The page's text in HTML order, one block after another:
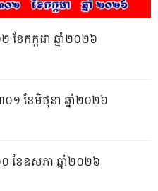
ខែកក្កដា ឆ្នាំ២០២៦
០១ ខែមិថុនា ឆ្នាំ២០២៦
ខែឧសភា ឆ្នាំ២០២៦